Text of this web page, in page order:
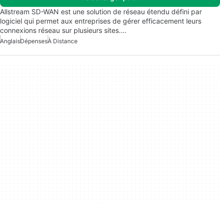
Allstream SD-WAN est une solution de réseau étendu défini par
logiciel qui permet aux entreprises de gérer efficacement leurs
connexions réseau sur plusieurs sites.…
AnglaisDépensesÀ Distance